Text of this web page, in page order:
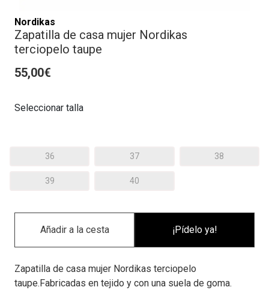
Nordikas
Zapatilla de casa mujer Nordikas
terciopelo taupe
55,00€
Seleccionar talla
36 37 38
39 40
¡Pídelo ya!
Zapatilla de casa mujer Nordikas terciopelo
taupe.Fabricadas en tejido y con una suela de goma.